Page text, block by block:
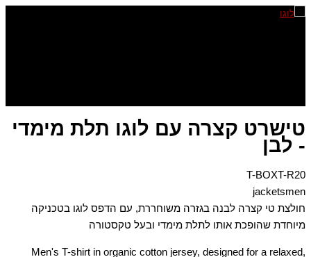
דילוג
טישרט קצרה עם לוגו תלת מימדי
- לבן
T-BOXT-R20
jacketsmen
חולצת טי קצרה לבנה בגזרה משוחררת, עם הדפס לוגו בטכניקה
מיוחדת שהופכת אותו לתלת מימדי ובעל טקסטורה
Men's T-shirt in organic cotton jersey, designed for a relaxed,